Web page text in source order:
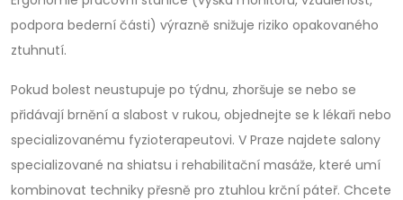
podpora bederní části) výrazně snižuje riziko opakovaného
ztuhnutí.
Pokud bolest neustupuje po týdnu, zhoršuje se nebo se
přidávají brnění a slabost v rukou, objednejte se k lékaři nebo
specializovanému fyzioterapeutovi. V Praze najdete salony
specializované na shiatsu i rehabilitační masáže, které umí
kombinovat techniky přesně pro ztuhlou krční páteř. Chcete